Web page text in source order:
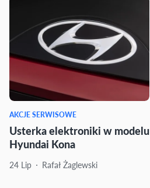
AKCJE SERWISOWE
Usterka elektroniki w modelu
Hyundai Kona
24 Lip Rafał Żaglewski